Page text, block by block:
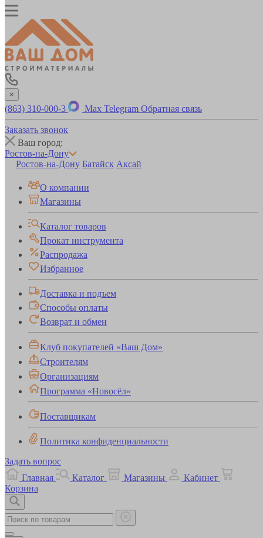
×
(863) 310-000-3 Max Telegram Обратная связь
Заказать звонок
Ваш город:
Ростов-на-Дону
Ростов-на-Дону Батайск Аксай
О компании
Магазины
Каталог товаров
Прокат инструмента
Распродажа
Избранное
Доставка и подъем
Способы оплаты
Возврат и обмен
Клуб покупателей «Ваш Дом»
Строителям
Организациям
Программа «Новосёл»
Поставщикам
Политика конфиденциальности
Задать вопрос
Главная
Каталог Магазины
Кабинет
Корзина